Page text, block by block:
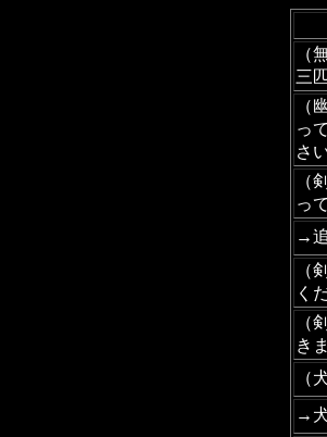
（
三
（
っ
さ
（
っ
→
（
く
（
き
（
→